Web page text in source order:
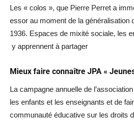
Les « colos », que Pierre Perret a
essor au moment de la généralisation
1936. Espaces de mixité sociale, les
y apprennent à partager
Mieux faire connaître JPA «
La campagne annuelle de
les enfants et les enseignants et de
communauté éducative sur les droits